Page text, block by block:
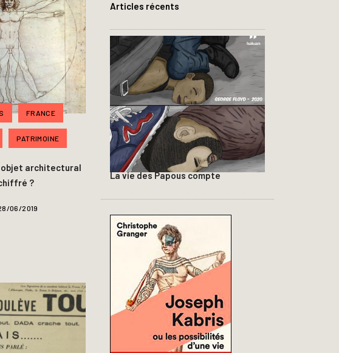
FRANCE
PATRIMOINE
objet architectural
?
06/2019
Articles récents
La vie des Papous compte